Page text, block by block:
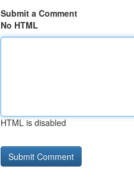
Submit a Comment
No HTML
HTML is disabled